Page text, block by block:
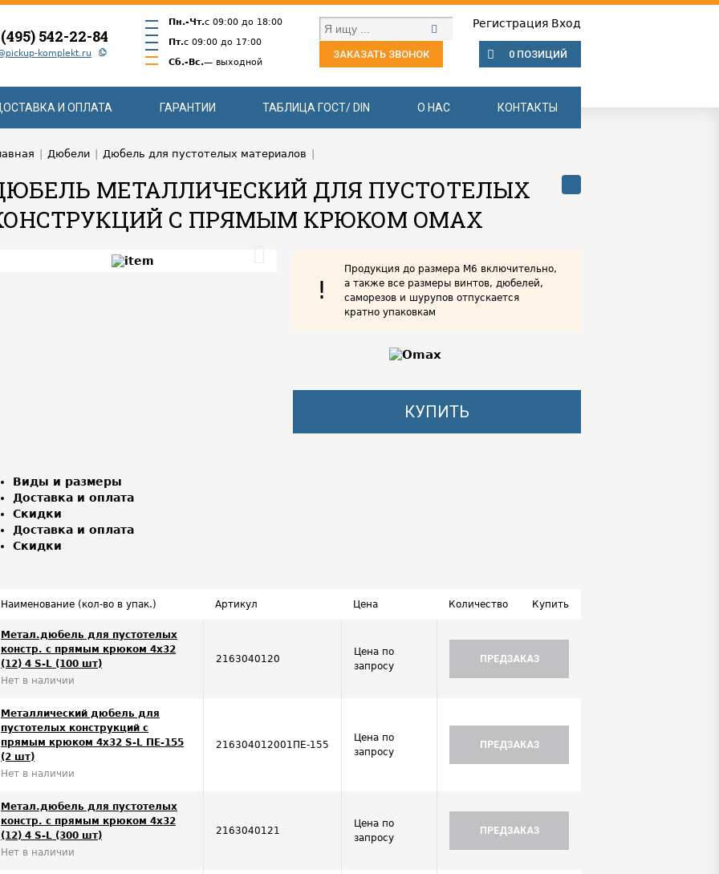
542-22-84
komplekt.ru
Пн.-Чт.с 09:00 до 18:00
Пт.с 09:00 до 17:00
Сб.-Вс.— выходной
Регистрация Вход
ЗАКАЗАТЬ ЗВОНОК 0 ПОЗИЦИЙ
И ОПЛАТА ГАРАНТИИ ТАБЛИЦА ГОСТ/ DIN О НАС КОНТАКТЫ
Дюбели Дюбель для пустотелых материалов
МЕТАЛЛИЧЕСКИЙ ДЛЯ ПУСТОТЕЛЫХ
С ПРЯМЫМ КРЮКОМ OMAX
!
Продукция до размера М6 включительно,
а также все размеры винтов, дюбелей,
саморезов и шурупов отпускается
кратно упаковкам
КУПИТЬ
Виды и размеры
Доставка и оплата
Скидки
Доставка и оплата
Скидки
Наименование (кол-во в упак.) Артикул Цена Количество Купить
Метал.дюбель для пустотелых
констр. с прямым крюком 4х32
(12) 4 S-L (100 шт)
Нет в наличии
2163040120
Цена по
запросу
ПРЕДЗАКАЗ
Металлический дюбель для
пустотелых конструкций с
прямым крюком 4х32 S-L ПЕ-155
(2 шт)
Нет в наличии
216304012001ПЕ-155
Цена по
запросу
ПРЕДЗАКАЗ
Метал.дюбель для пустотелых
констр. с прямым крюком 4х32
(12) 4 S-L (300 шт)
Нет в наличии
2163040121
Цена по
запросу
ПРЕДЗАКАЗ